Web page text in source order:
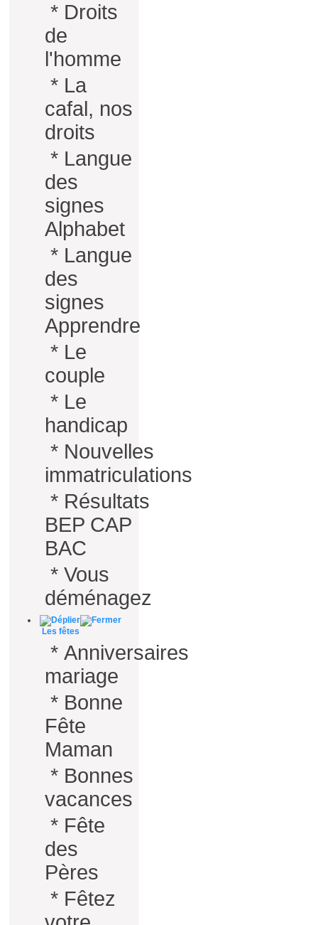
* Droits
de
l'homme
* La
cafal, nos
droits
* Langue
des
signes
Alphabet
* Langue
des
signes
Apprendre
* Le
couple
* Le
handicap
* Nouvelles
immatriculations
* Résultats
BEP CAP
BAC
* Vous
déménagez
Les fêtes
* Anniversaires
mariage
* Bonne
Fête
Maman
* Bonnes
vacances
* Fête
des
Pères
* Fêtez